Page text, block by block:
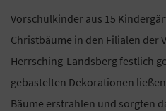
Vorschulkinder aus 15
Christbäume in den Filialen der
Herrsching-Landsberg festlich
gebastelten Dekorationen
Bäume erstrahlen und sorgten